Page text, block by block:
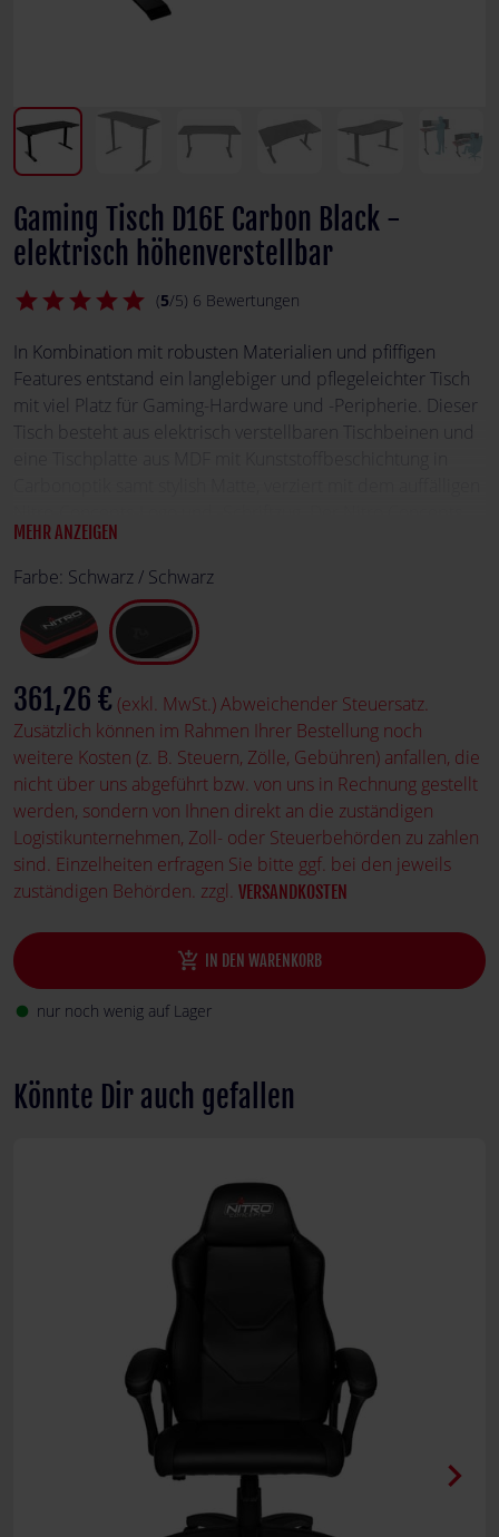
Gaming Tisch D16E Carbon Black -
elektrisch höhenverstellbar
star
star
star
star
star (5/5) 6 Bewertungen
In Kombination mit robusten Materialien und pfiffigen
Features entstand ein langlebiger und pflegeleichter Tisch
mit viel Platz für Gaming-Hardware und -Peripherie. Dieser
Tisch besteht aus elektrisch verstellbaren Tischbeinen und
D16E lässt sich sowohl sitzend als auch stehend nutzen.
MEHR ANZEIGEN
Farbe: Schwarz / Schwarz
361,26 € (exkl. MwSt.) Abweichender Steuersatz.
Zusätzlich können im Rahmen Ihrer Bestellung noch
weitere Kosten (z. B. Steuern, Zölle, Gebühren) anfallen, die
nicht über uns abgeführt bzw. von uns in Rechnung gestellt
werden, sondern von Ihnen direkt an die zuständigen
Logistikunternehmen, Zoll- oder Steuerbehörden zu zahlen
sind. Einzelheiten erfragen Sie bitte ggf. bei den jeweils
zuständigen Behörden. zzgl. VERSANDKOSTEN
add_shopping_cart IN DEN WARENKORB
fiber_manual_record nur noch wenig auf Lager
Könnte Dir auch gefallen
chevron_right